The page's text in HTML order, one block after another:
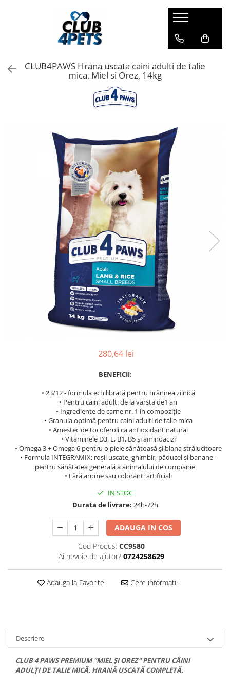
Hrana umeda
Hrana uscata
Igiena&Cosmetica
Odorizante pentru litiera
CLUB4PAWS Hrana uscata caini adulti de talie
mica, Miel si Orez, 14kg
280,64 lei
BENEFICII:
• 23/12 - formula echilibrată pentru hrănirea zilnică
• Pentru caini adulti de la varsta de1 an
• Ingrediente de carne nr. 1 in compoziție
• Granula optimă pentru caini adulti de talie mica
• Amestec de tocoferoli ca antioxidant natural
• Vitaminele D3, E, B1, B5 și aminoacizi
• Omega 3 + Omega 6 pentru o piele sănătoasă și blana strălucitoare
• Formula INTEGRAMIX: roșii uscate, ghimbir, păducel și banane -
pentru sănătatea generală a animalului de companie
• Fără arome sau coloranti artificiali
IN STOC
Durata de livrare: 24h-72h
ADAUGA IN COS
Cod Produs: CC9580
Ai nevoie de ajutor? 0724258629
Adauga la Favorite Cere informatii
Descriere
CLUB 4 PAWS PREMIUM "MIEL ȘI OREZ" PENTRU CÂINI
ADULȚI DE TALIE MICĂ. HRANĂ USCATĂ COMPLETĂ.